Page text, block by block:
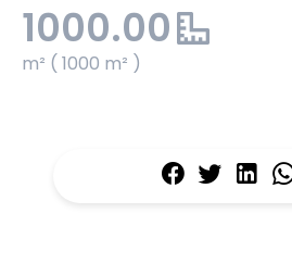
1000.00
m² ( 1000 m² )